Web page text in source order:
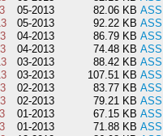
05-2013 82.06 KB
05-2013 92.22 KB
04-2013 86.79 KB
04-2013 74.48 KB
03-2013 88.42 KB
03-2013 107.51 KB
02-2013 83.77 KB
02-2013 79.21 KB
01-2013 67.15 KB
01-2013 71.88 KB